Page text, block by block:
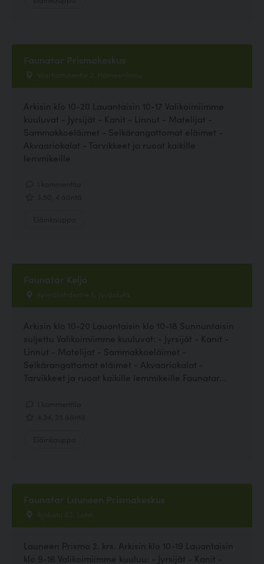
Faunatar Prismakeskus
Wartiamäentie 2, Hämeenlinna
Arkisin klo 10-20 Lauantaisin 10-17 Valikoimiimme
kuuluvat - Jyrsijät - Kanit - Linnut - Matelijat -
Sammakkoeläimet - Selkärangattomat eläimet -
Akvaariokalat - Tarvikkeet ja ruoat kaikille
lemmikeille
Faunatar Keljo
Kylmälahdentie 6, Jyväskylä
Arkisin klo 10-20 Lauantaisin klo 10-18 Sunnuntaisin
suljettu Valikoimiimme kuuluvat: - Jyrsijät - Kanit -
Linnut - Matelijat - Sammakkoeläimet -
Selkärangattomat eläimet - Akvaariokalat -
Tarvikkeet ja ruoat kaikille lemmikeille Faunatar...
Faunatar Launeen Prismakeskus
Ajokatu 83, Lahti
Launeen Prisma 2. krs. Arkisin klo 10-19 Lauantaisin
klo 9-16 Valikoimiimme kuuluu: - Jyrsijät - Kanit -